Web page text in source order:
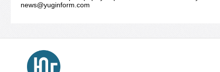
news@yuginform.com